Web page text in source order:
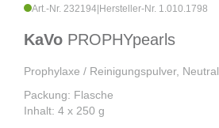
Art.-Nr. 232194 Hersteller-Nr. 1.010.1798
KaVo PROPHYpearls
Prophylaxe / Reinigungspulver, Neutral
Packung: Flasche
Inhalt: 4 x 250 g